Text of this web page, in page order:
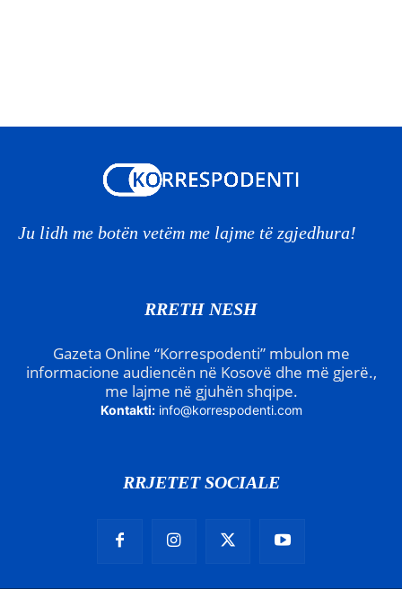
Ju lidh me botën vetëm me lajme të zgjedhura!
RRETH NESH
Gazeta Online “Korrespodenti” mbulon me
informacione audiencën në Kosovë dhe më gjerë.,
me lajme në gjuhën shqipe.
Kontakti: info@korrespodenti.com
RRJETET SOCIALE